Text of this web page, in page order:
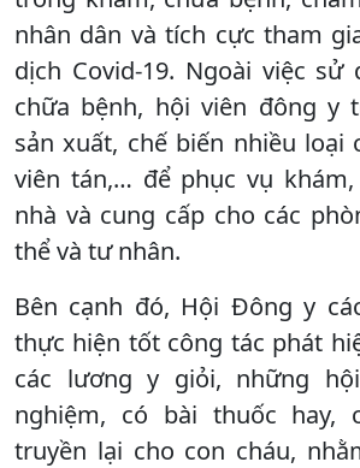
nhân dân và tích cực tham
dịch Covid-19. Ngoài việc sử
chữa bệnh, hội viên đông y
sản xuất, chế biến nhiều loại
viên tán,… để phục vụ
nhà và cung cấp cho các
thể và tư nhân.
Bên cạnh đó, Hội Đông y
thực hiện tốt công tác phát
các lương y giỏi, những
nghiệm, có bài thuốc hay,
truyền lại cho con cháu,